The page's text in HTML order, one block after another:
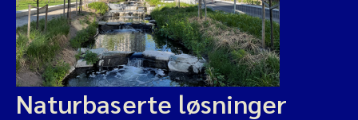
Naturbaserte løsninger